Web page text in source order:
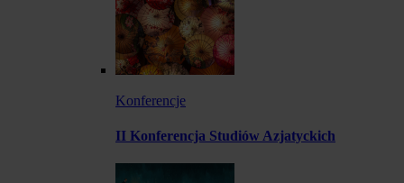
Konferencje
II Konferencja Studiów Azjatyckich